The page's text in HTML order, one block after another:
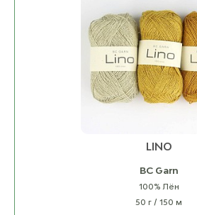
LINO
BC Garn
100% Лён
50 г / 150 м